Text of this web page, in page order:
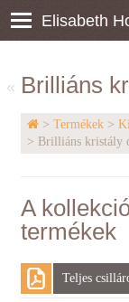
Elisabeth
Brilliáns
«
> Termékek >
> Brilliáns kristály
A
termékek
Teljes